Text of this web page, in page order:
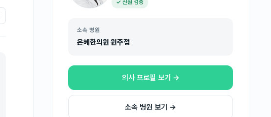
✓ 신원 검증
소속 병원
은혜한의원 원주점
의사 프로필 보기 →
소속 병원 보기 →